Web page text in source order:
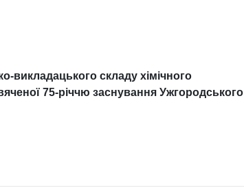
викладацького складу хімічного
75-річчю заснування Ужгородського